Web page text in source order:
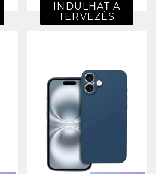
INDULHAT A
TERVEZÉS